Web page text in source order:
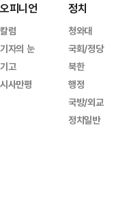
오피니언
칼럼
기자의 눈
기고
시사만평
정치
청와대
국회/정당
북한
행정
국방/외교
정치일반